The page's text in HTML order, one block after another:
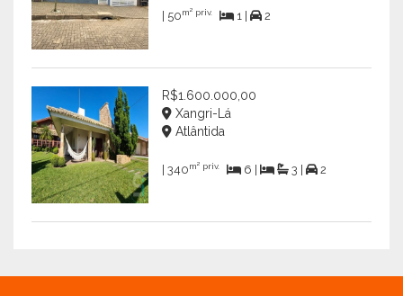
| 50m² priv. 1 | 2
R$1.600.000,00
Xangri-Lá
Atlântida
| 340m² priv. 6 | 3 | 2